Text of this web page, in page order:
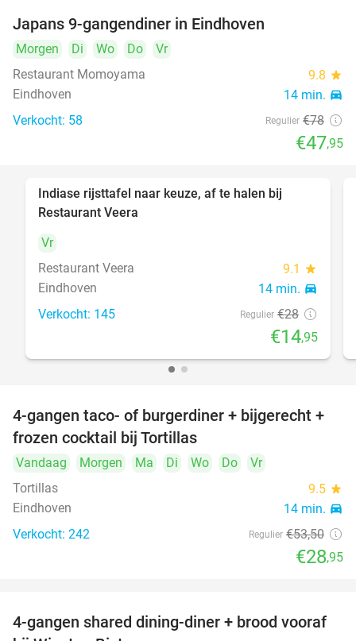
Japans 9-gangendiner in Eindhoven
Morgen Di Wo Do
Vr
Restaurant Momoyama
9.8 star
Eindhoven 14 min. directions_car
Verkocht: 58 Regulier €78
€47,95
Indiase rijsttafel naar keuze, af te halen bij
Restaurant Veera
Vr
Restaurant Veera
9.1 star
Eindhoven 14 min. directions_car
Verkocht: 145 Regulier €28
€14,95
46%
4-gangen taco- of burgerdiner + bijgerecht +
frozen cocktail bij Tortillas
Vandaag Morgen Ma Di Wo Do
Vr
Tortillas
9.5 star
Eindhoven 14 min. directions_car
Verkocht: 242 Regulier €53,50
€28,95
32%
4-gangen shared dining-diner + brood vooraf